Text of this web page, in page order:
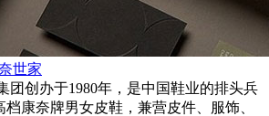
世家
团创办于1980年，是中国鞋业的排头兵
康奈牌男女皮鞋，兼营皮件、服饰、